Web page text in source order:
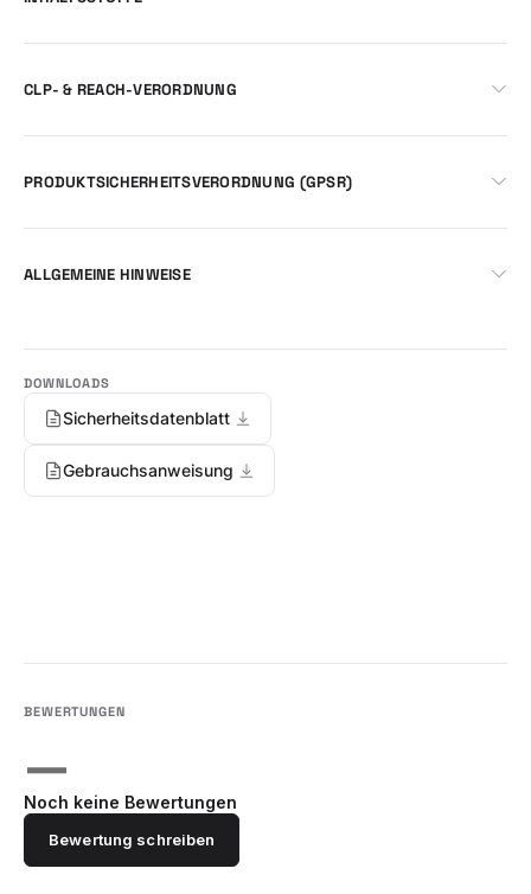
CLP- & REACH-VERORDNUNG
PRODUKTSICHERHEITSVERORDNUNG (GPSR)
ALLGEMEINE HINWEISE
Sicherheitsdatenblatt
Gebrauchsanweisung
—
Noch keine Bewertungen
Bewertung schreiben